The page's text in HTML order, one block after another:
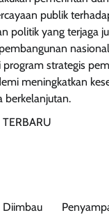
publik
politik yang terjaga
program strategis
meningkatkan
berkelanjutan.
TERBARU
Diimbau